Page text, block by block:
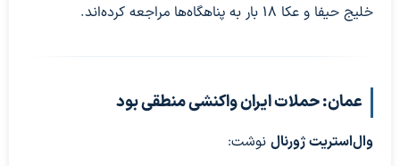
خلیج حیفا و عکا ۱۸ بار به پناهگاه‌ها مراجعه کرده‌اند.
عمان: حملات ایران واکنشی منطقی بود
وال‌استریت ژورنال نوشت: